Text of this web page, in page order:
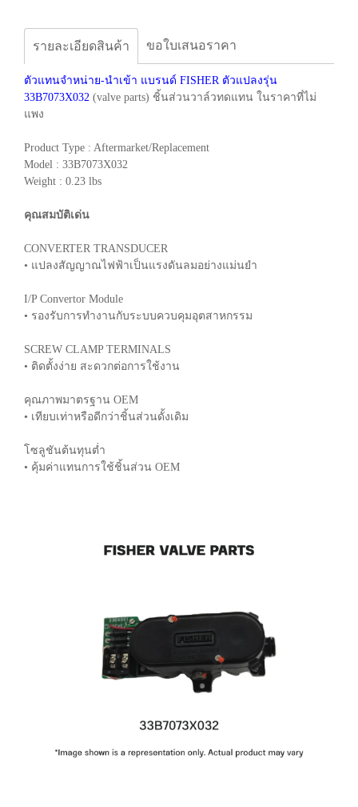
รายละเอียดสินค้า ขอใบเสนอราคา
ตัวแทนจำหน่าย-นำเข้า แบรนด์ FISHER ตัวแปลงรุ่น
33B7073X032 (valve parts) ชิ้นส่วนวาล์วทดแทน ในราคาที่ไม่
แพง
Product Type : Aftermarket/Replacement
Model : 33B7073X032
Weight : 0.23 lbs
คุณสมบัติเด่น
CONVERTER TRANSDUCER
• แปลงสัญญาณไฟฟ้าเป็นแรงดันลมอย่างแม่นยำ
I/P Convertor Module
• รองรับการทำงานกับระบบควบคุมอุตสาหกรรม
SCREW CLAMP TERMINALS
• ติดตั้งง่าย สะดวกต่อการใช้งาน
คุณภาพมาตรฐาน OEM
• เทียบเท่าหรือดีกว่าชิ้นส่วนดั้งเดิม
โซลูชันต้นทุนต่ำ
• คุ้มค่าแทนการใช้ชิ้นส่วน OEM